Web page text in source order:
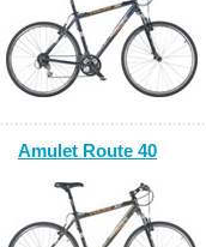
Amulet Route 40